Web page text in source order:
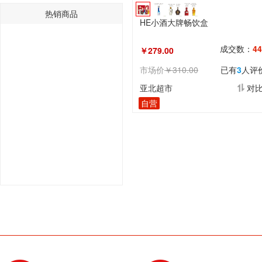
热销商品
HE小酒大牌畅饮盒
￥279.00 成交数： 44
市场价￥310.00 已有3人评
亚北超市
对
自营